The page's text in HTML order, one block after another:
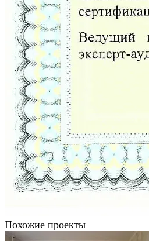
Похожие проекты